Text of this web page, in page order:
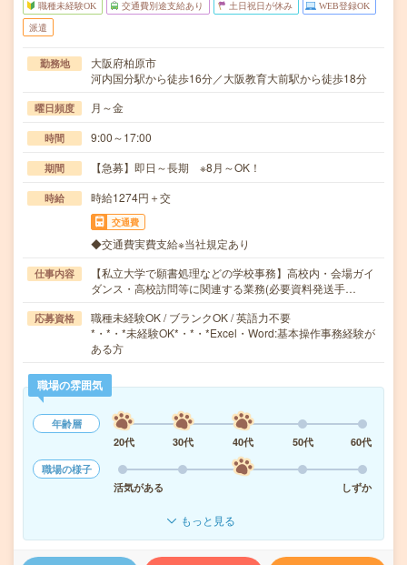
職種未経験OK 交通費別途支給あり 土日祝日が休み WEB登録OK
派遣
勤務地
大阪府柏原市
河内国分駅から徒歩16分／大阪教育大前駅から徒歩18分
曜日頻度 月～金
時間 9:00～17:00
期間 【急募】即日～長期 ※8月～OK！
時給 時給1274円＋交
交通費
◆交通費実費支給※当社規定あり
仕事内容
【私立大学で願書処理などの学校事務】高校内・会場ガイ
ダンス・高校訪問等に関連する業務(必要資料発送手…
応募資格
職種未経験OK / ブランクOK / 英語力不要
*・*・*未経験OK*・*・*Excel・Word:基本操作事務経験が
ある方
職場の雰囲気
年齢層
20代
30代 40代 50代
60代
職場の様子
活気がある
しずか
もっと見る